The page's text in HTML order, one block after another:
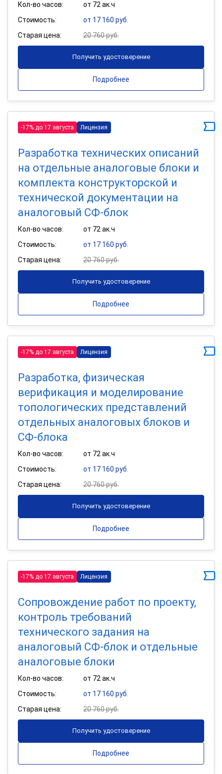
Кол-во часов:
от 72 ак.ч
Стоимость:
от 17 160 руб.
Старая цена:
20 760 руб.
Получить удостоверение
Подробнее
-17% до 17 августа Лицензия
Разработка технических описаний
на отдельные аналоговые блоки и
комплекта конструкторской и
технической документации на
аналоговый СФ-блок
Кол-во часов:
от 72 ак.ч
Стоимость:
от 17 160 руб.
Старая цена:
20 760 руб.
Получить удостоверение
Подробнее
-17% до 17 августа Лицензия
Разработка, физическая
верификация и моделирование
топологических представлений
отдельных аналоговых блоков и
СФ-блока
Кол-во часов:
от 72 ак.ч
Стоимость:
от 17 160 руб.
Старая цена:
20 760 руб.
Получить удостоверение
Подробнее
-17% до 17 августа Лицензия
Сопровождение работ по проекту,
контроль требований
технического задания на
аналоговый СФ-блок и отдельные
аналоговые блоки
Кол-во часов:
от 72 ак.ч
Стоимость:
от 17 160 руб.
Старая цена:
20 760 руб.
Получить удостоверение
Подробнее